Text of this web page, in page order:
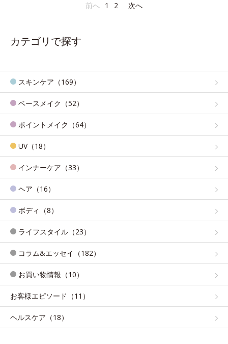
前へ 1 2 次へ
カテゴリで探す
スキンケア（169）
ベースメイク（52）
ポイントメイク（64）
UV（18）
インナーケア（33）
ヘア（16）
ボディ（8）
ライフスタイル（23）
コラム&エッセイ（182）
お買い物情報（10）
お客様エピソード（11）
ヘルスケア（18）